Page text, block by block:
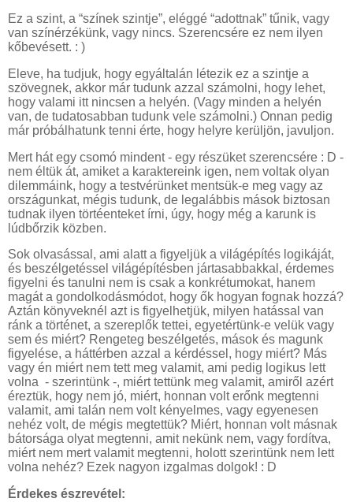
Ez a szint, a “színek szintje”, eléggé “adottnak” tűnik, vagy
van színérzékünk, vagy nincs. Szerencsére ez nem ilyen
kőbevésett. : )
Eleve, ha tudjuk, hogy egyáltalán létezik ez a szintje a
szövegnek, akkor már tudunk azzal számolni, hogy lehet,
hogy valami itt nincsen a helyén. (Vagy minden a helyén
van, de tudatosabban tudunk vele számolni.) Onnan pedig
már próbálhatunk tenni érte, hogy helyre kerüljön, javuljon.
Mert hát egy csomó mindent - egy részüket szerencsére : D -
nem éltük át, amiket a karaktereink igen, nem voltak olyan
dilemmáink, hogy a testvérünket mentsük-e meg vagy az
országunkat, mégis tudunk, de legalábbis mások biztosan
tudnak ilyen törtéenteket írni, úgy, hogy még a karunk is
lúdbőrzik közben.
Sok olvasással, ami alatt a figyeljük a világépítés logikáját,
és beszélgetéssel világépítésben jártasabbakkal, érdemes
figyelni és tanulni nem is csak a konkrétumokat, hanem
magát a gondolkodásmódot, hogy ők hogyan fognak hozzá?
Aztán könyveknél azt is figyelhetjük, milyen hatással van
ránk a történet, a szereplők tettei, egyetértünk-e velük vagy
sem és miért? Rengeteg beszélgetés, mások és magunk
figyelése, a háttérben azzal a kérdéssel, hogy miért? Más
vagy én miért nem tett meg valamit, ami pedig logikus lett
volna - szerintünk -, miért tettünk meg valamit, amiről azért
éreztük, hogy nem jó, miért, honnan volt erőnk megtenni
valamit, ami talán nem volt kényelmes, vagy egyenesen
nehéz volt, de mégis megtettük? Miért, honnan volt másnak
bátorsága olyat megtenni, amit nekünk nem, vagy fordítva,
miért nem mert valamit megtenni, holott szerintünk nem lett
volna nehéz? Ezek nagyon izgalmas dolgok! : D
Érdekes észrevétel: